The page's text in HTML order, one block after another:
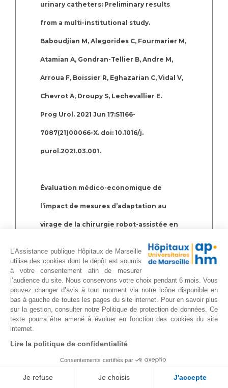
urinary catheters: Preliminary results
from a multi-institutional study.
Baboudjian M, Alegorides C, Fourmarier M,
Atamian A, Gondran-Tellier B, Andre M,
Arroua F, Boissier R, Eghazarian C, Vidal V,
Chevrot A, Droupy S, Lechevallier E.
Prog Urol. 2021 Jun 17:S1166-
7087(21)00066-X. doi: 10.1016/j.
purol.2021.03.001.
Évaluation médico-economique de
l’impact de mesures d’adaptation au
virage de la chirurgie robot-assistée en
Durand M, Bentellis I, Shaikh A, Barthe F,
Imbert de la Phalecque L, Tibi B, Ahallal Y,
Elleboode B, Guepratte C, Acloque
D, Lechevallier E, Chevallier D.
L’Assistance publique Hôpitaux de Marseille
utilise des cookies dont le dépôt est soumis
à votre consentement afin de mesurer
l’audience du site. Nous conservons votre choix pendant 6 mois. Vous
pouvez changer d’avis à tout moment via notre icône disponible en
bas à gauche de toutes les pages du site internet. Pour en savoir plus
sur la gestion, consulter notre Politique de protection de données. Ce
texte pourra être amené à évoluer en fonction des cookies du site
internet.
Lire la politique de confidentialité
Consentements certifiés par
Je refuse Je choisis J'accepte